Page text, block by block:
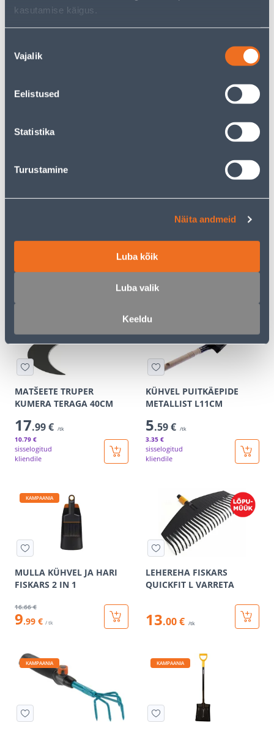
kasutamise käigus.
valik
Vajalik
Eelistused
Statistika
Turustamine
Näita andmeid
Luba kõik
Luba valik
Keeldu
PREMIUM
12.99 € / tk
AIASAAG FISKARS XTRACT
13
ALUMIINIUMVARS
GARDENA COMBISYSTEM
150CM
34.66 €
20.79 €
MATŠEETE TRUPER
KUMERA TERAGA 40CM
17.99 € /tk
10.79 €
sisselogitud
kliendile
KÜHVEL PUITKÄEPIDE
METALLIST L11CM
5.59 € /tk
3.35 €
sisselogitud
kliendile
KAMPAANIA
MULLA KÜHVEL JA HARI
FISKARS 2 IN 1
16.66 €
9.99 € / tk
LEHEREHA FISKARS
QUICKFIT L VARRETA
13.00 € /tk
KAMPAANIA KAMPAANIA